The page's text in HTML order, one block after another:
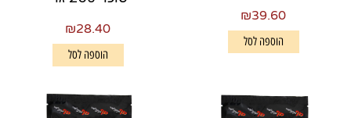
₪39.60
הוספה לסל
₪28.40
הוספה לסל